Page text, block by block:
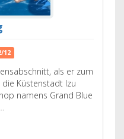
12
als er zum
Küstenstadt Izu
namens Grand Blue